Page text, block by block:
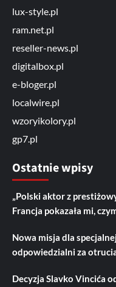
lux-style.pl
ram.net.pl
reseller-news.pl
digitalbox.pl
e-bloger.pl
localwire.pl
wzoryikolory.pl
gp7.pl
Ostatnie wpisy
„Polski aktor z
Francja pokazała mi,
Nowa misja dla
odpowiedzialni za
Decyzja Slavko Vincića